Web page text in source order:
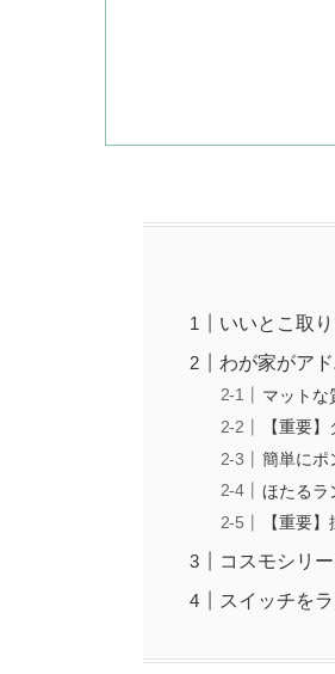
いいとこ取
わが家がア
マットな
【重要
簡単にポ
ほたるラ
【重要
コスモシリ
スイッチを